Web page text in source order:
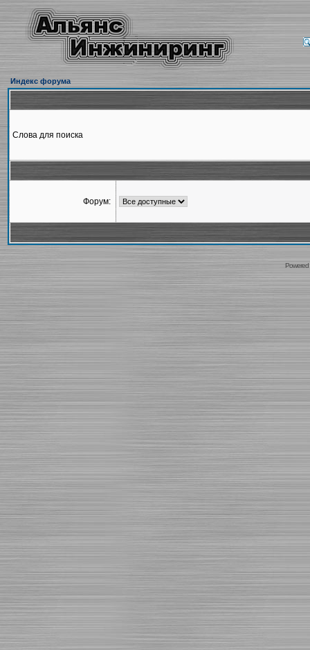
Индекс форума
Слова для поиска
Форум: